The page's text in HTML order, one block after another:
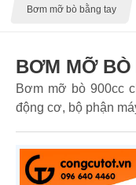
Bơm mỡ bò bằng tay
BƠM MỠ BÒ
Bơm mỡ bò 900cc
động cơ, bộ phận